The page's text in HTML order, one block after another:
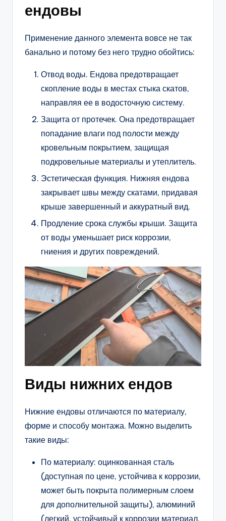
ендовы
Применение данного элемента вовсе не так
банально и потому без него трудно обойтись:
Отвод воды. Ендова предотвращает
скопление воды в местах стыка скатов,
направляя ее в водосточную систему.
Защита от протечек. Она предотвращает
попадание влаги под полости между
кровельным покрытием, защищая
подкровельные материалы и утеплитель.
Эстетическая функция. Нижняя ендова
закрывает швы между скатами, придавая
крыше завершенный и аккуратный вид.
Продление срока службы крыши. Защита
от воды уменьшает риск коррозии,
гниения и других повреждений.
Виды нижних ендов
Нижние ендовы отличаются по материалу,
форме и способу монтажа. Можно выделить
такие виды:
По материалу: оцинкованная сталь
(доступная по цене, устойчива к коррозии,
может быть покрыта полимерным слоем
для дополнительной защиты), алюминий
(легкий, устойчивый к коррозии материал,